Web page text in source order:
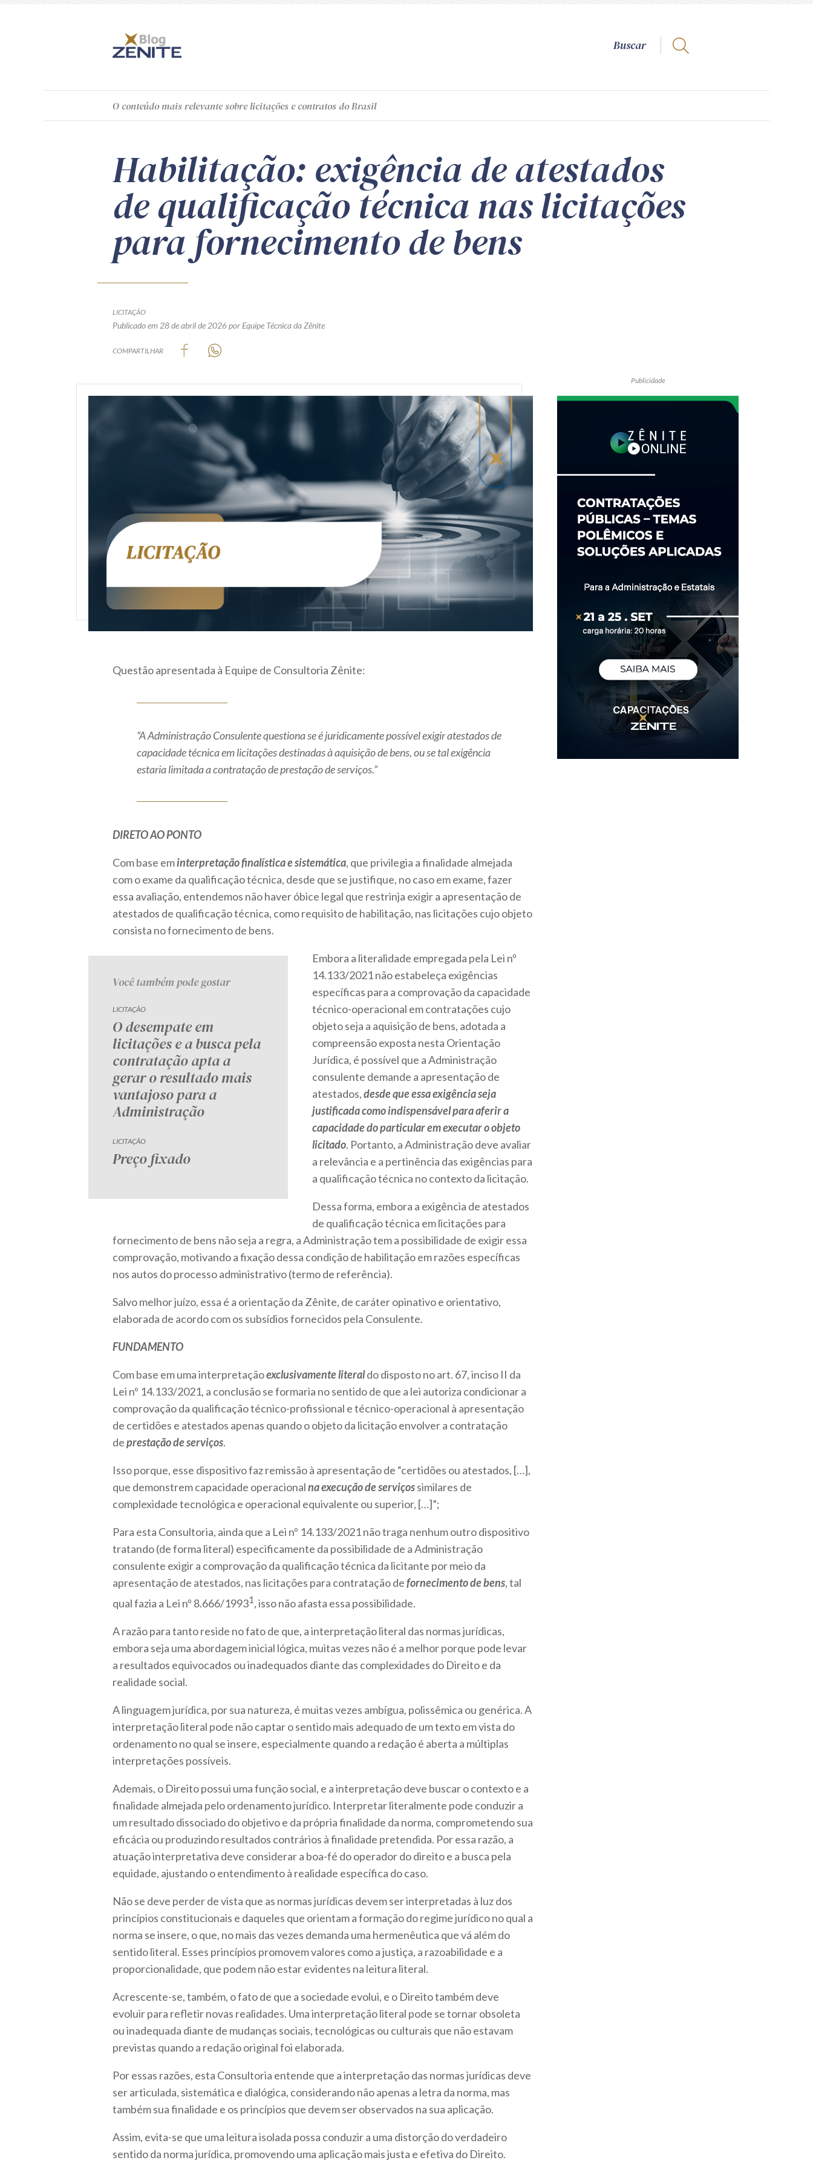
O conteúdomais relevante sobre licitações e contratos do Brasil
Habilitação: exigência de atestados
de qualificação técnica nas licitações
para fornecimento de bens
LICITAÇÃO
Publicado em 28 de abril de 2026por Equipe Técnica da Zênite
COMPARTILHAR
Questão apresentada à Equipe de Consultoria Zênite:
“A Administração Consulente questiona se é juridicamente possível exigir atestados de
capacidade técnica em licitações destinadas à aquisição de bens, ou se tal exigência
estaria limitada a contratação de prestação de serviços.”
DIRETO AO PONTO
Com base eminterpretação finalística e sistemática, que privilegia a finalidade almejada
com o exame da qualificação técnica, desde que se justifique, no caso em exame, fazer
essa avaliação, entendemos não haver óbice legal que restrinja exigir a apresentação de
atestados de qualificação técnica, como requisito de habilitação, nas licitações cujo objeto
consista no fornecimento de bens.
Você também pode gostar
LICITAÇÃO
O desempate em
licitações e a busca pela
contratação apta a
gerar o resultado mais
vantajoso para a
Administração
LICITAÇÃO
Preço fixado
Embora a literalidade empregada pela Lei nº
14.133/2021 não estabeleça exigências
específicas para a comprovação da capacidade
técnico-operacional em contratações cujo
objeto seja a aquisição de bens, adotada a
compreensão exposta nesta Orientação
Jurídica, é possível que a Administração
consulente demande a apresentação de
atestados,desde que essa exigência seja
justificada como indispensável para aferir a
capacidade do particular em executar o objeto
licitado. Portanto, a Administração deve avaliar
a relevância e a pertinência das exigências para
a qualificação técnica no contexto da licitação.
Dessa forma, embora a exigência de atestados
de qualificação técnica em licitações para
fornecimento de bens não seja a regra, a Administração tem a possibilidade de exigir essa
comprovação, motivando a fixação dessa condição de habilitação em razões específicas
nos autos do processo administrativo (termo de referência).
Salvo melhor juízo, essa é a orientação da Zênite, de caráter opinativo e orientativo,
elaborada de acordo com os subsídios fornecidos pela Consulente.
FUNDAMENTO
Com base em uma interpretaçãoexclusivamente literaldo disposto no art. 67, inciso II da
Lei nº 14.133/2021, a conclusão se formaria no sentido de que a lei autoriza condicionar a
comprovação da qualificação técnico-profissional e técnico-operacional à apresentação
de certidões e atestados apenas quando o objeto da licitação envolver a contratação
deprestação de serviços.
Isso porque, esse dispositivo faz remissão à apresentação de “certidões ou atestados, […],
que demonstrem capacidade operacionalna execução de serviçossimilares de
complexidade tecnológica e operacional equivalente ou superior, […]”;
Para esta Consultoria, ainda que a Lei nº 14.133/2021 não traga nenhum outro dispositivo
tratando (de forma literal) especificamente da possibilidade de a Administração
consulente exigir a comprovação da qualificação técnica da licitante por meio da
apresentação de atestados, nas licitações para contratação defornecimento de bens, tal
qual fazia a Lei nº 8.666/19931 , isso não afasta essa possibilidade.
A razão para tanto reside no fato de que, a interpretação literal das normas jurídicas,
embora seja uma abordagem inicial lógica, muitas vezes não é a melhor porque pode levar
a resultados equivocados ou inadequados diante das complexidades do Direito e da
realidade social.
A linguagem jurídica, por sua natureza, é muitas vezes ambígua, polissêmica ou genérica. A
interpretação literal pode não captar o sentido mais adequado de um texto em vista do
ordenamento no qual se insere, especialmente quando a redação é aberta a múltiplas
interpretações possíveis.
Ademais, o Direito possui uma função social, e a interpretação deve buscar o contexto e a
finalidade almejada pelo ordenamento jurídico. Interpretar literalmente pode conduzir a
um resultado dissociado do objetivo e da própria finalidade da norma, comprometendo sua
eficácia ou produzindo resultados contrários à finalidade pretendida. Por essa razão, a
atuação interpretativa deve considerar a boa-fé do operador do direito e a busca pela
equidade, ajustando o entendimento à realidade específica do caso.
Não se deve perder de vista que as normas jurídicas devem ser interpretadas à luz dos
princípios constitucionais e daqueles que orientam a formação do regime jurídico no qual a
norma se insere, o que, no mais das vezes demanda uma hermenêutica que vá além do
sentido literal. Esses princípios promovem valores como a justiça, a razoabilidade e a
proporcionalidade, que podem não estar evidentes na leitura literal.
Acrescente-se, também, o fato de que a sociedade evolui, e o Direito também deve
evoluir para refletir novas realidades. Uma interpretação literal pode se tornar obsoleta
ou inadequada diante de mudanças sociais, tecnológicas ou culturais que não estavam
previstas quando a redação original foi elaborada.
Por essas razões, esta Consultoria entende que a interpretação das normas jurídicas deve
ser articulada, sistemática e dialógica, considerando não apenas a letra da norma, mas
também sua finalidade e os princípios que devem ser observados na sua aplicação.
Assim, evita-se que uma leitura isolada possa conduzir a uma distorção do verdadeiro
sentido da norma jurídica, promovendo uma aplicação mais justa e efetiva do Direito.
Publicidade